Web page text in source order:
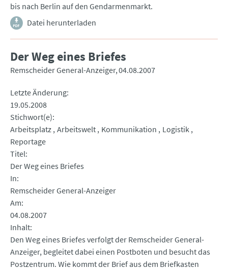
bis nach Berlin auf den Gendarmenmarkt.
Datei herunterladen
Der Weg eines Briefes
Remscheider General-Anzeiger 04.08.2007
Letzte Änderung
19.05.2008
Stichwort(e)
Arbeitsplatz Arbeitswelt Kommunikation
Logistik
Reportage
Titel
Der Weg eines Briefes
In
Remscheider General-Anzeiger
Am
04.08.2007
Inhalt
Den Weg eines Briefes verfolgt der Remscheider General-
Anzeiger, begleitet dabei einen Postboten und besucht das
Postzentrum. Wie kommt der Brief aus dem Briefkasten